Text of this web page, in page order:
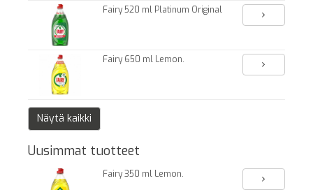
Fairy 520 ml Platinum Original
Fairy 650 ml Lemon.
Näytä kaikki
Uusimmat tuotteet
Fairy 350 ml Lemon.